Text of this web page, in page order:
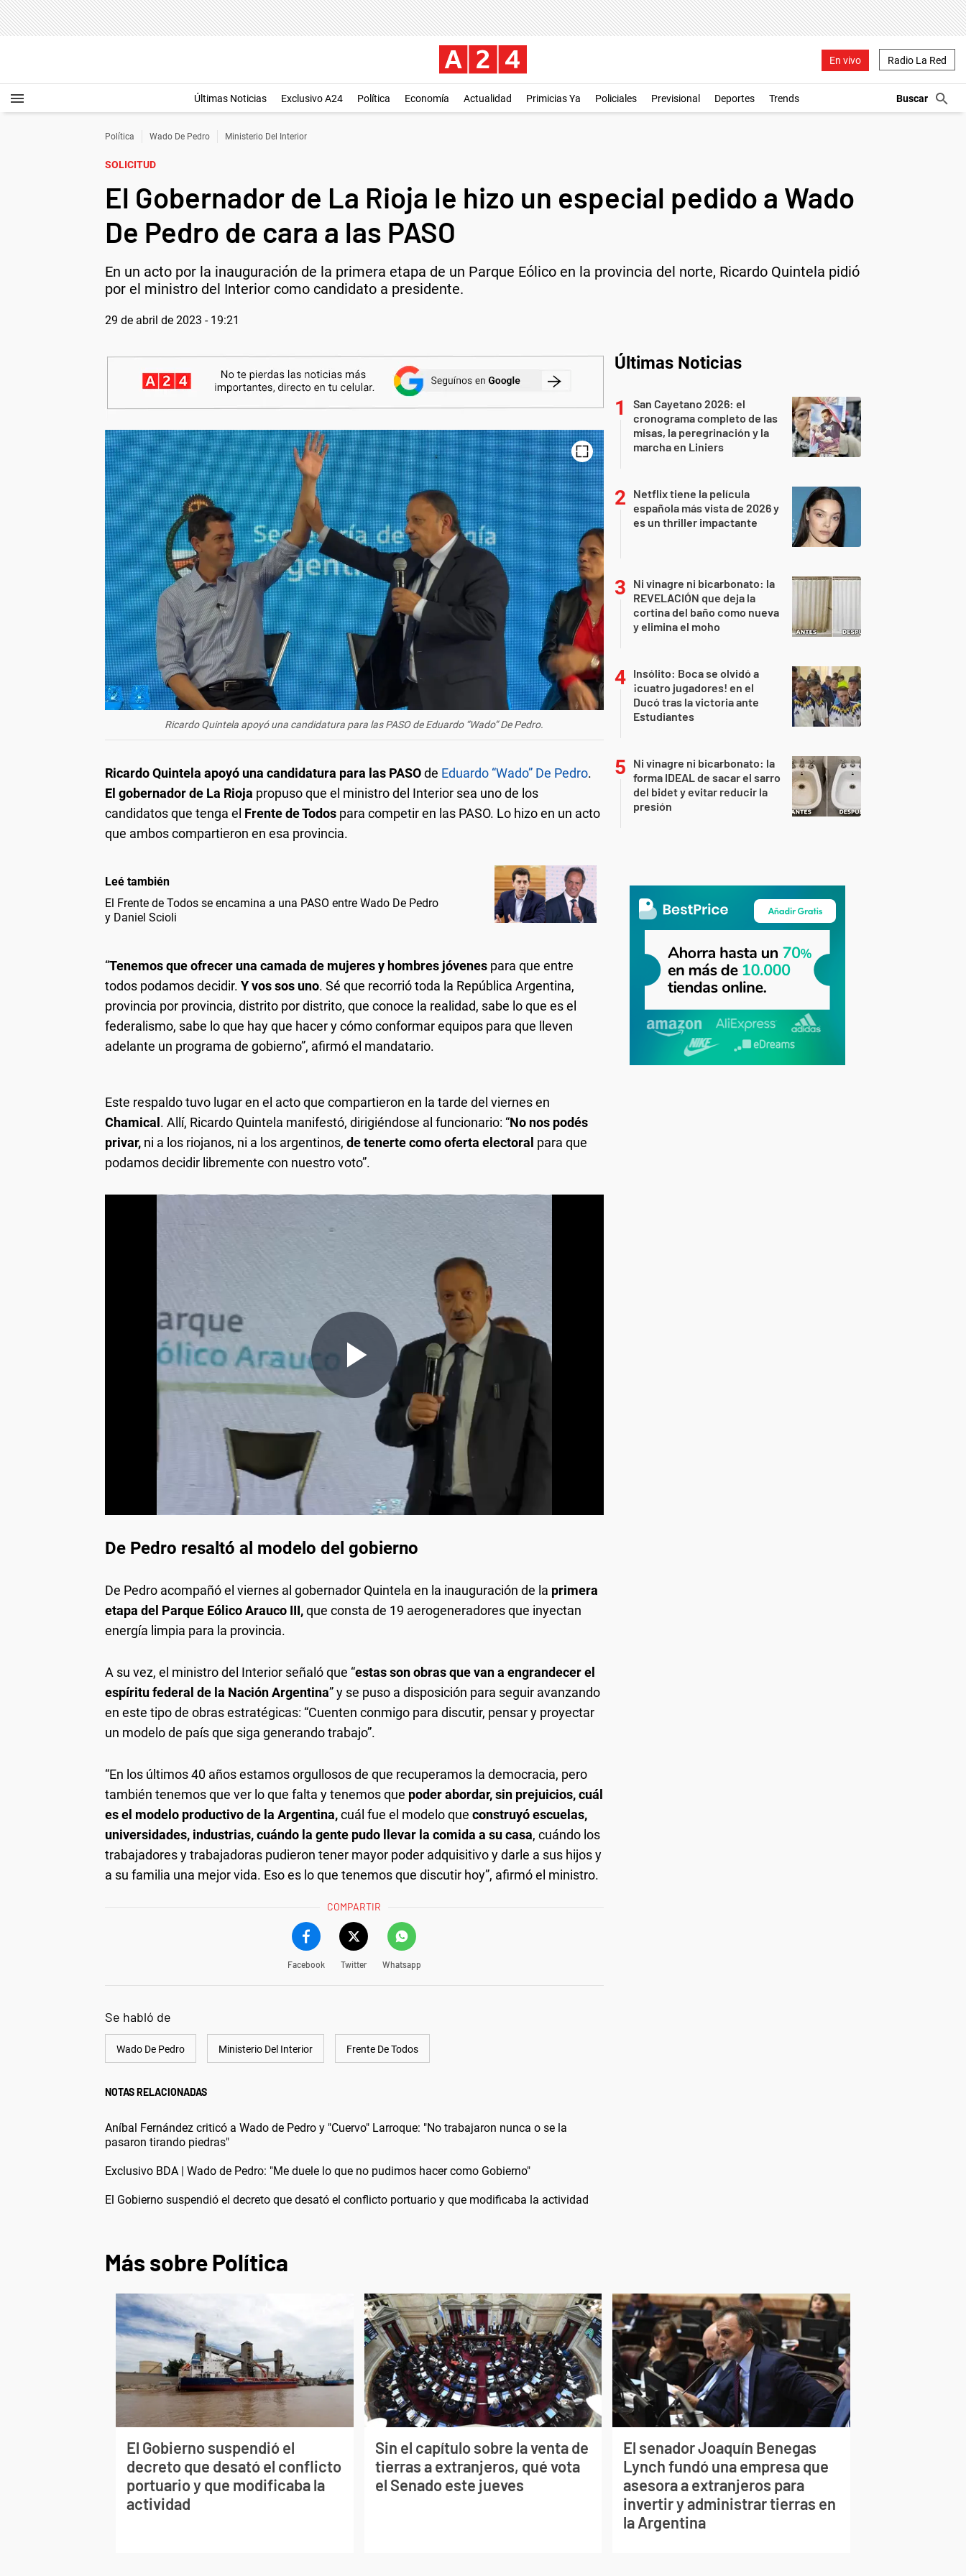
En vivo Radio La Red
Últimas Noticias Exclusivo A24 Política Economía Actualidad Primicias Ya Policiales Previsional Deportes Trends
Política Wado De Pedro Ministerio Del Interior
SOLICITUD
El Gobernador de La Rioja le hizo un especial pedido a Wado
De Pedro de cara a las PASO
En un acto por la inauguración de la primera etapa de un Parque Eólico en la provincia del norte, Ricardo Quintela pidió
por el ministro del Interior como candidato a presidente.
29 de abril de 2023 - 19:21
Ricardo Quintela apoyó una candidatura para las PASO de Eduardo “Wado” De Pedro.
Ricardo Quintela apoyó una candidatura para las PASOde Eduardo “Wado” De Pedro.
El gobernador de La Rioja propuso que el ministro del Interior sea uno de los
candidatos que tenga el Frente de Todos para competir en las PASO. Lo hizo en un acto
que ambos compartieron en esa provincia.
Leé también
El Frente de Todos se encamina a una PASO entre Wado De Pedro
y Daniel Scioli
“Tenemos que ofrecer una camada de mujeres y hombres jóvenes para que entre
todos podamos decidir. Y vos sos uno. Sé que recorrió toda la República Argentina,
provincia por provincia, distrito por distrito, que conoce la realidad, sabe lo que es el
federalismo, sabe lo que hay que hacer y cómo conformar equipos para que lleven
adelante un programa de gobierno”, afirmó el mandatario.
Este respaldo tuvo lugar en el acto que compartieron en la tarde del viernes en
Chamical . Allí, Ricardo Quintela manifestó, dirigiéndose al funcionario: “No nos podés
privar, ni a los riojanos, ni a los argentinos, de tenerte como oferta electoral para que
podamos decidir libremente con nuestro voto”.
frameborder="0" allowfullscreen allow=" frameborder="0" allowfullscreen
allow="autoplay, fulcrem">
De Pedro resaltó al modelo del gobierno
De Pedro acompañó el viernes al gobernador Quintela en la inauguración de la primera
etapa del Parque Eólico Arauco III,que consta de 19 aerogeneradores que inyectan
energía limpia para la provincia.
A su vez, el ministro del Interior señaló que “estas son obras que van a engrandecer el
espíritu federal de la Nación Argentina” y se puso a disposición para seguir avanzando
en este tipo de obras estratégicas: “Cuenten conmigo para discutir, pensar y proyectar
un modelo de país que siga generando trabajo”.
“En los últimos 40 años estamos orgullosos de que recuperamos la democracia, pero
también tenemos que ver lo que falta y tenemos que poder abordar, sin prejuicios, cuál
es el modelo productivo de la Argentina,cuál fue el modelo que construyó escuelas,
universidades, industrias, cuándo la gente pudo llevar la comida a su casa, cuándo los
trabajadores y trabajadoras pudieron tener mayor poder adquisitivo y darle a sus hijos y
a su familia una mejor vida. Eso es lo que tenemos que discutir hoy”, afirmó el ministro.
COMPARTIR
Facebook Twitter Whatsapp
Se habló de
Wado De Pedro Ministerio Del Interior Frente De Todos
NOTAS RELACIONADAS
Aníbal Fernández criticó a Wado de Pedro y "Cuervo" Larroque: "No trabajaron nunca o se la
pasaron tirando piedras"
Exclusivo BDA | Wado de Pedro: "Me duele lo que no pudimos hacer como Gobierno"
El Gobierno suspendió el decreto que desató el conflicto portuario y que modificaba la actividad
Últimas Noticias
San Cayetano 2026: el
cronograma completo de las
misas, la peregrinación y la
marcha en Liniers
Netflix tiene la película
española más vista de 2026 y
es un thriller impactante
Ni vinagre ni bicarbonato: la
REVELACIÓN que deja la
cortina del baño como nueva
y elimina el moho
Insólito: Boca se olvidó a
¡cuatro jugadores! en el
Ducó tras la victoria ante
Estudiantes
Ni vinagre ni bicarbonato: la
forma IDEAL de sacar el sarro
del bidet y evitar reducir la
presión
Más sobre Política
El Gobierno suspendió el
decreto que desató el conflicto
portuario y que modificaba la
actividad
Sin el capítulo sobre la venta de
tierras a extranjeros, qué vota
el Senado este jueves
El senador Joaquín Benegas
Lynch fundó una empresa que
asesora a extranjeros para
invertir y administrar tierras en
la Argentina